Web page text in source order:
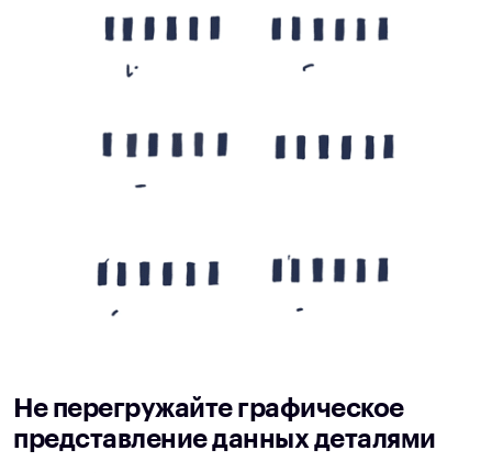
Не перегружайте графическое
представление данных деталями